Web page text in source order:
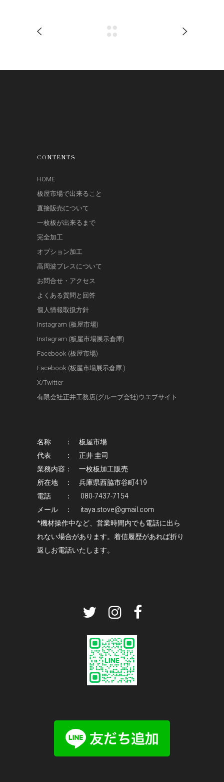
CONTENTS
HOME
板屋市場で出来ること
直接販売について
一枚板が出来るまで
完全加工
オプション加工
高周波プレスについて
お問合せ・アクセス
よくある質問と回答
個人情報取扱方針
Instagram (板屋市場)
Instagram (板屋市場展示倉庫)
Facebook (板屋市場)
Facebook (板屋市場展示倉庫 )
X/Twitter
有限会社正井工務店(グループ会社)ウエブサイト
名称 ： 板屋市場
代表 ： 正井 圭司
業務内容： 一枚板加工販売
所在地 ： 兵庫県西脇市谷町419
電話 ： 080-7437-7154
メール ： itaya.stove@gmail.com
*機材操作中など、営業時間内でも電話に出ら
れない場合があります。着信履歴があれば折り
返しお電話いたします。